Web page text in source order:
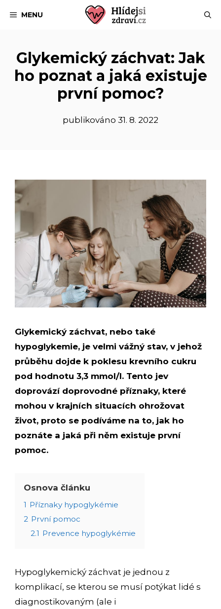
MENU
Glykemický záchvat: Jak
ho poznat a jaká existuje
první pomoc?
publikováno 31. 8. 2022
Glykemický záchvat, nebo také
hypoglykemie, je velmi vážný stav, v jehož
průběhu dojde k poklesu krevního cukru
pod hodnotu 3,3 mmol/l. Tento jev
doprovází doprovodné příznaky, které
mohou v krajních situacích ohrožovat
život, proto se podíváme na to, jak ho
poznáte a jaká při něm existuje první
pomoc.
Osnova článku
1 Příznaky hypoglykémie
2 První pomoc
2.1 Prevence hypoglykémie
Hypoglykemický záchvat je jednou z
komplikací, se kterou se musí potýkat lidé s
diagnostikovaným (ale i